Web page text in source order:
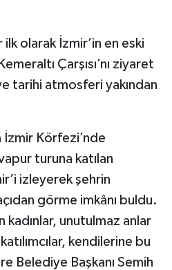
ilk olarak İzmir’in en eski
Çarşısı’nı ziyaret
tarihi atmosferi yakından
İzmir Körfezi’nde
turuna katılan
izleyerek şehrin
görme imkânı buldu.
unutulmaz anlar
kendilerine bu
Belediye Başkanı Semih